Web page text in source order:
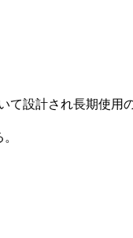
て設計され長期使用